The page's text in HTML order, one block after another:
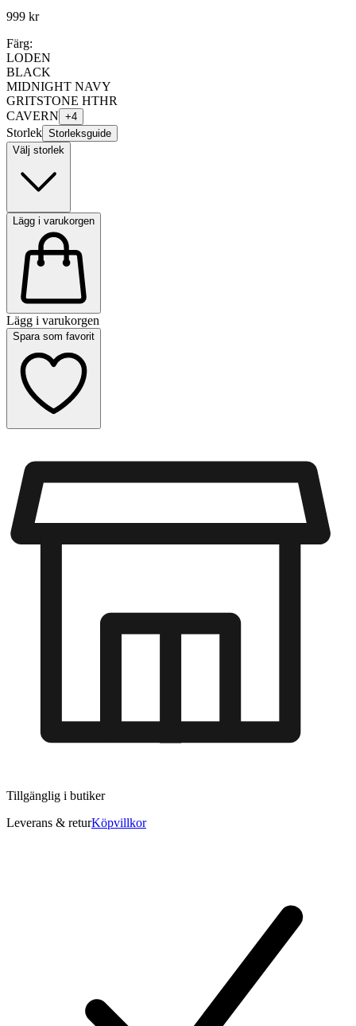
999 kr
Färg:
LODEN
BLACK
MIDNIGHT NAVY
GRITSTONE HTHR
CAVERN +4
Storlek Storleksguide
Välj storlek
Lägg i varukorgen
Lägg i varukorgen
Spara som favorit
Tillgänglig i butiker
Leverans & returKöpvillkor